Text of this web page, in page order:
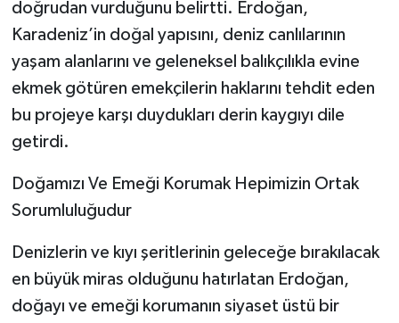
doğrudan vurduğunu belirtti. Erdoğan,
Karadeniz’in doğal yapısını, deniz canlılarının
yaşam alanlarını ve geleneksel balıkçılıkla evine
ekmek götüren emekçilerin haklarını tehdit eden
bu projeye karşı duydukları derin kaygıyı dile
getirdi.
​Doğamızı Ve Emeği Korumak Hepimizin Ortak
Sorumluluğudur
​Denizlerin ve kıyı şeritlerinin geleceğe bırakılacak
en büyük miras olduğunu hatırlatan Erdoğan,
doğayı ve emeği korumanın siyaset üstü bir